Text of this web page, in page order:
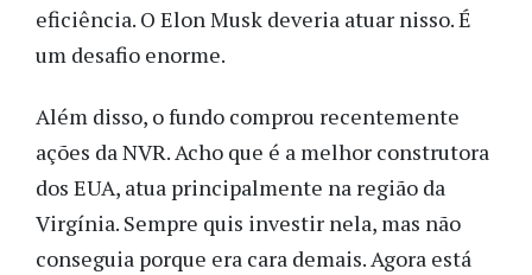
eficiência. O Elon Musk deveria atuar nisso. É
um desafio enorme.
Além disso, o fundo comprou recentemente
ações da NVR. Acho que é a melhor construtora
dos EUA, atua principalmente na região da
Virgínia. Sempre quis investir nela, mas não
conseguia porque era cara demais. Agora está